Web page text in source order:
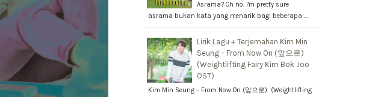
Asrama? Oh no. I'm pretty sure
asrama bukan kata yang menarik bagi beberapa …
Lirik Lagu + Terjemahan Kim Min
Seung – From Now On (앞으로)
(Weightlifting Fairy Kim Bok Joo
OST)
Kim Min Seung – From Now On (앞으로) (Weightlifting